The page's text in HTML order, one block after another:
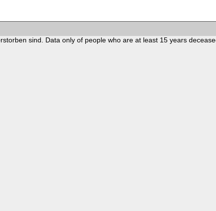
sind. Data only of people who are at least 15 years